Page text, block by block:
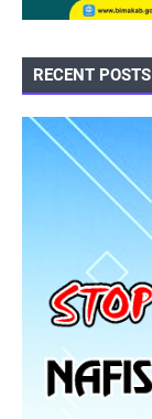
RECENT POSTS